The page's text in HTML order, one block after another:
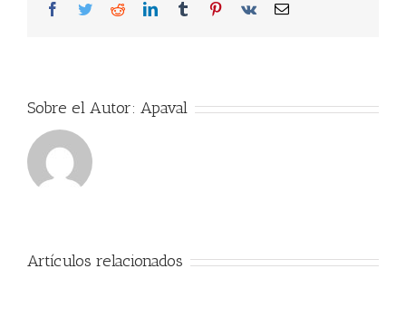
Facebook
TwitterRedditLinkedInTumblr Pinterest
Vk
Correo
Sobre el Autor: Apaval
Artículos relacionados